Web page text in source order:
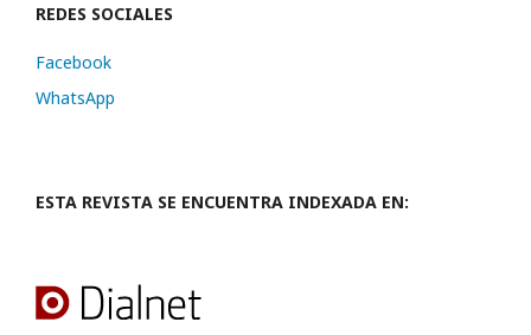
REDES SOCIALES
Facebook
WhatsApp
ESTA REVISTA SE ENCUENTRA INDEXADA EN: